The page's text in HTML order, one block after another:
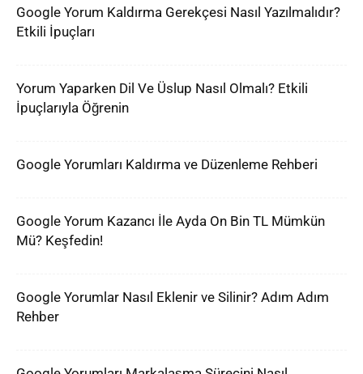
Google Yorum Kaldırma Gerekçesi Nasıl Yazılmalıdır?
Etkili İpuçları
Yorum Yaparken Dil Ve Üslup Nasıl Olmalı? Etkili
İpuçlarıyla Öğrenin
Google Yorumları Kaldırma ve Düzenleme Rehberi
Google Yorum Kazancı İle Ayda On Bin TL Mümkün
Mü? Keşfedin!
Google Yorumlar Nasıl Eklenir ve Silinir? Adım Adım
Rehber